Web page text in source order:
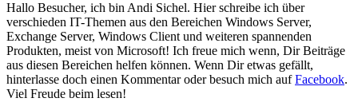
Hallo Besucher, ich bin Andi Sichel. Hier schreibe ich über
verschieden IT-Themen aus den Bereichen Windows Server,
Exchange Server, Windows Client und weiteren spannenden
Produkten, meist von Microsoft! Ich freue mich wenn, Dir Beiträge
aus diesen Bereichen helfen können. Wenn Dir etwas gefällt,
hinterlasse doch einen Kommentar oder besuch mich aufFacebook.
Viel Freude beim lesen!